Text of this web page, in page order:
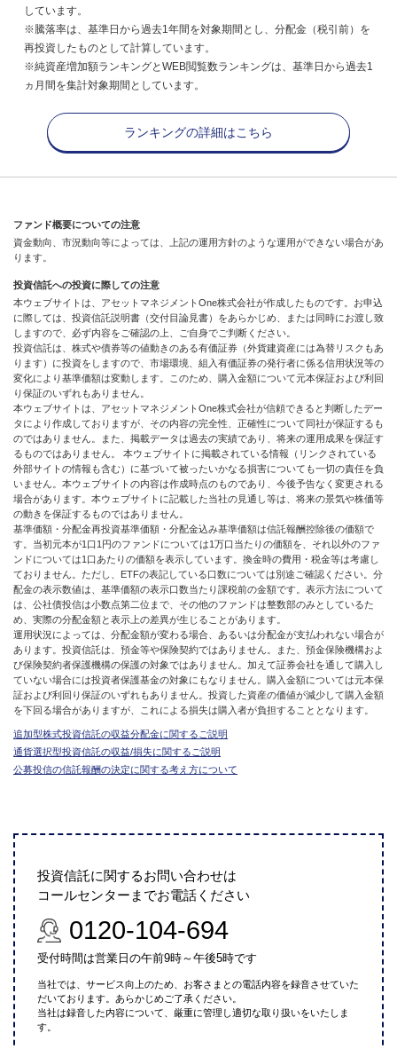
しています。
※騰落率は、基準日から過去1年間を対象期間とし、分配金（税引前）を
再投資したものとして計算しています。
※純資産増加額ランキングとWEB閲覧数ランキングは、基準日から過去1
ヵ月間を集計対象期間としています。
ランキングの詳細はこちら
ファンド概要についての注意
資金動向、市況動向等によっては、上記の運用方針のような運用ができない場合があ
ります。
投資信託への投資に際しての注意
本ウェブサイトは、アセットマネジメントOne株式会社が作成したものです。お申込
に際しては、投資信託説明書（交付目論見書）をあらかじめ、または同時にお渡し致
しますので、必ず内容をご確認の上、ご自身でご判断ください。
投資信託は、株式や債券等の値動きのある有価証券（外貨建資産には為替リスクもあ
ります）に投資をしますので、市場環境、組入有価証券の発行者に係る信用状況等の
変化により基準価額は変動します。このため、購入金額について元本保証および利回
り保証のいずれもありません。
本ウェブサイトは、アセットマネジメントOne株式会社が信頼できると判断したデー
タにより作成しておりますが、その内容の完全性、正確性について同社が保証するも
のではありません。また、掲載データは過去の実績であり、将来の運用成果を保証す
るものではありません。 本ウェブサイトに掲載されている情報（リンクされている
外部サイトの情報も含む）に基づいて被ったいかなる損害についても一切の責任を負
いません。本ウェブサイトの内容は作成時点のものであり、今後予告なく変更される
場合があります。本ウェブサイトに記載した当社の見通し等は、将来の景気や株価等
の動きを保証するものではありません。
基準価額・分配金再投資基準価額・分配金込み基準価額は信託報酬控除後の価額で
す。当初元本が1口1円のファンドについては1万口当たりの価額を、それ以外のファ
ンドについては1口あたりの価額を表示しています。換金時の費用・税金等は考慮し
ておりません。ただし、ETFの表記している口数については別途ご確認ください。分
配金の表示数値は、基準価額の表示口数当たり課税前の金額です。表示方法について
は、公社債投信は小数点第二位まで、その他のファンドは整数部のみとしているた
め、実際の分配金額と表示上の差異が生じることがあります。
運用状況によっては、分配金額が変わる場合、あるいは分配金が支払われない場合が
あります。投資信託は、預金等や保険契約ではありません。また、預金保険機構およ
び保険契約者保護機構の保護の対象ではありません。加えて証券会社を通して購入し
ていない場合には投資者保護基金の対象にもなりません。購入金額については元本保
証および利回り保証のいずれもありません。投資した資産の価値が減少して購入金額
を下回る場合がありますが、これによる損失は購入者が負担することとなります。
追加型株式投資信託の収益分配金に関するご説明
通貨選択型投資信託の収益/損失に関するご説明
公募投信の信託報酬の決定に関する考え方について
投資信託に関するお問い合わせは
コールセンターまでお電話ください
0120-104-694
受付時間は営業日の午前9時～午後5時です
当社では、サービス向上のため、お客さまとの電話内容を録音させていた
だいております。あらかじめご了承ください。
当社は録音した内容について、厳重に管理し適切な取り扱いをいたしま
す。